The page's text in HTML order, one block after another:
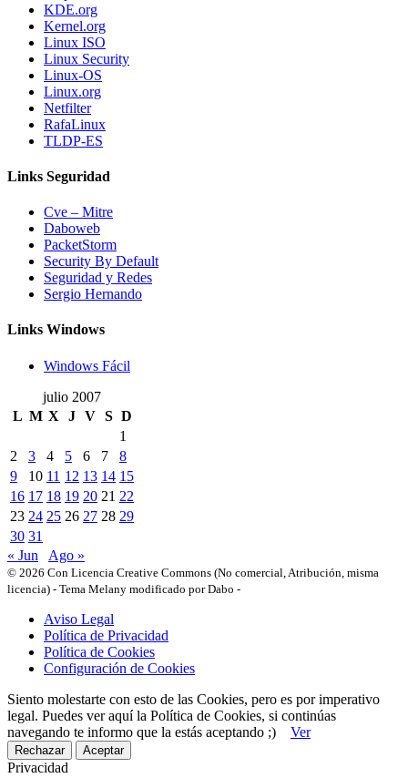
KDE.org
Kernel.org
Linux ISO
Linux Security
Linux-OS
Linux.org
Netfilter
RafaLinux
TLDP-ES
Links Seguridad
Cve – Mitre
Daboweb
PacketStorm
Security By Default
Seguridad y Redes
Sergio Hernando
Links Windows
Windows Fácil
julio 2007
L M X J V S D
1
2
3 4 5 6 7
8
9
10 11 12 13 14 15
16 17 18 19 20 21 22
23 24 25 26 27 28 29
30 31
« Jun
Ago »
© 2026 Con Licencia Creative Commons (No comercial, Atribución, misma
licencia) - Tema Melany modificado por Dabo -
Aviso Legal
Política de Privacidad
Política de Cookies
Configuración de Cookies
Siento molestarte con esto de las Cookies, pero es por imperativo
legal. Puedes ver aquí la Política de Cookies, si continúas
navegando te informo que la estás aceptando ;) Ver
Rechazar Aceptar
Privacidad